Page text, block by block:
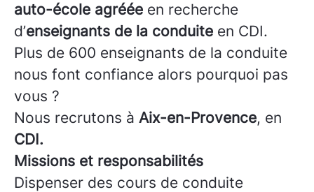
auto-école agréée en recherche
d’enseignants de la conduite en CDI.
Plus de 600 enseignants de la conduite
nous font confiance alors pourquoi pas
vous ?
Nous recrutons à Aix-en-Provence, en
CDI.
Missions et responsabilités
Dispenser des cours de conduite